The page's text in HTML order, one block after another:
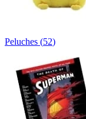
Peluches (52)